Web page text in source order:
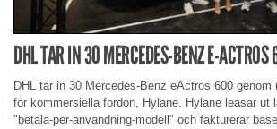
DHL TAR IN 30 MERCEDES-BENZ E-
DHL tar in 30 Mercedes-Benz eActros 600 genom
för kommersiella fordon, Hylane. Hylane leasar ut
"betala-per-användning-modell" och fakturerar